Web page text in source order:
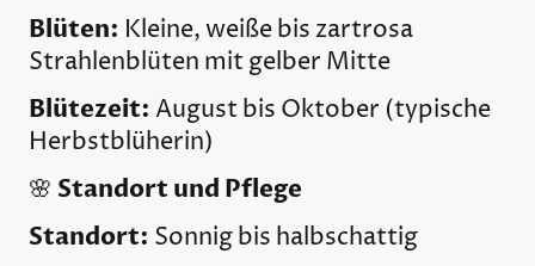
Blüten: Kleine, weiße bis zartrosa
Strahlenblüten mit gelber Mitte
Blütezeit: August bis Oktober (typische
Herbstblüherin)
🌸 Standort und Pflege
Standort: Sonnig bis halbschattig